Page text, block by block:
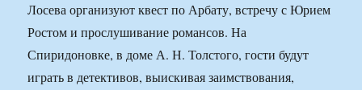
Лосева организуют квест по Арбату, встречу с Юрием
Ростом и прослушивание романсов. На
Спиридоновке, в доме А. Н. Толстого, гости будут
играть в детективов, выискивая заимствования,